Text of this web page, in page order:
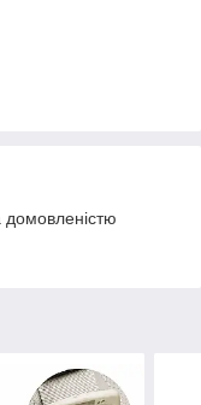
домовленістю